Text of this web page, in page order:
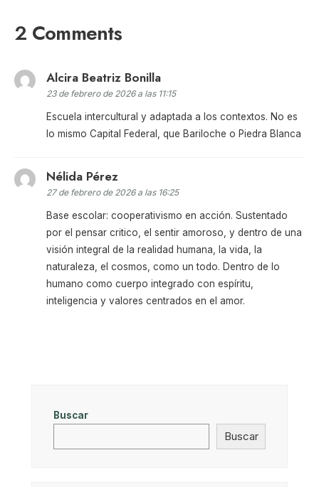
2 Comments
Alcira Beatriz Bonilla
23 de febrero de 2026 a las 11:15
Escuela intercultural y adaptada a los contextos. No es
lo mismo Capital Federal, que Bariloche o Piedra Blanca
Nélida Pérez
27 de febrero de 2026 a las 16:25
Base escolar: cooperativismo en acción. Sustentado
por el pensar critico, el sentir amoroso, y dentro de una
visión integral de la realidad humana, la vida, la
naturaleza, el cosmos, como un todo. Dentro de lo
humano como cuerpo integrado con espíritu,
inteligencia y valores centrados en el amor.
Buscar
Buscar